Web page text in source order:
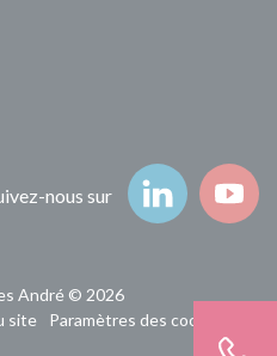
nous sur
André © 2026
site Paramètres des cookies